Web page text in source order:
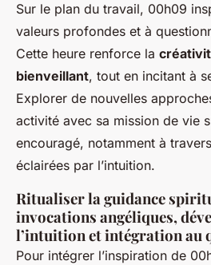
Sur le plan du travail, 00h09
valeurs profondes et à
Cette heure renforce la
bienveillant, tout en incitant à
Explorer de nouvelles
activité avec sa mission de vie
encouragé, notamment à
éclairées par l’intuition.
Ritualiser la guidance
invocations angéliques,
l’intuition et intégration au
Pour intégrer l’inspiration de